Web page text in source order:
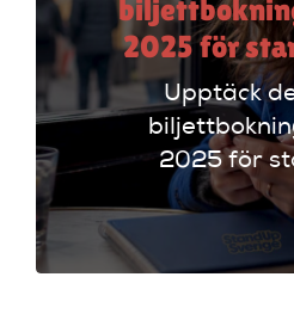
2025 för
Upptäck
2025 för
UK.